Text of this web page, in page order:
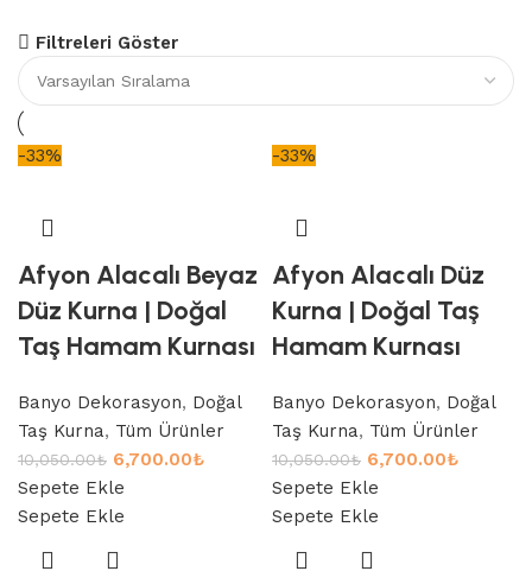
Fırsat Ürünler
Filtreleri Göster
-33%
Afyon Alacalı Beyaz
Düz Kurna | Doğal
Taş Hamam Kurnası
Banyo Dekorasyon, Doğal
Taş Kurna, Tüm Ürünler
10,050.00₺ 6,700.00₺
Sepete Ekle
Sepete Ekle
-33%
Afyon Alacalı Düz
Kurna | Doğal Taş
Hamam Kurnası
Banyo Dekorasyon, Doğal
Taş Kurna, Tüm Ürünler
10,050.00₺ 6,700.00₺
Sepete Ekle
Sepete Ekle